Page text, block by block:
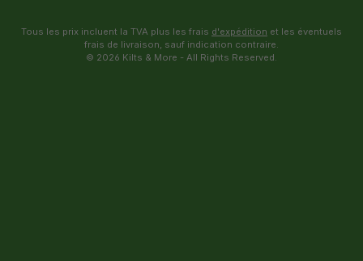
Tous les prix incluent la TVA plus les frais d'expédition et les éventuels
frais de livraison, sauf indication contraire.
© 2026 Kilts & More - All Rights Reserved.